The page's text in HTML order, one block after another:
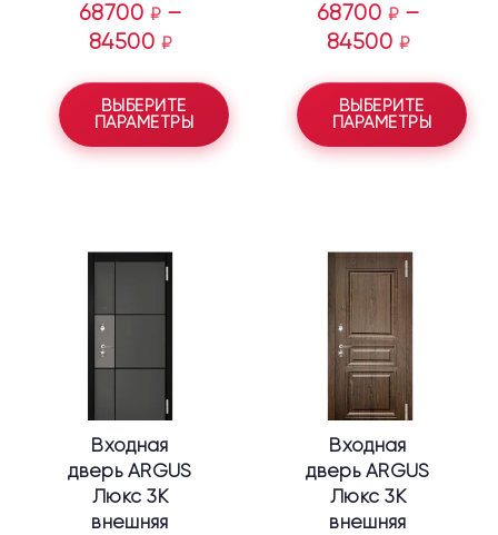
68700 ₽ –
84500 ₽
ВЫБЕРИТЕ
ПАРАМЕТРЫ
68700 ₽ –
84500 ₽
ВЫБЕРИТЕ
ПАРАМЕТРЫ
Входная
дверь ARGUS
Люкс 3К
внешняя
товар
имеет
несколько
Опции
выбрать
на
странице
товара.
Входная
дверь ARGUS
Люкс 3К
внешняя
товар
имеет
несколько
вариаций.
Опции
можно
выбрать
на
странице
товара.